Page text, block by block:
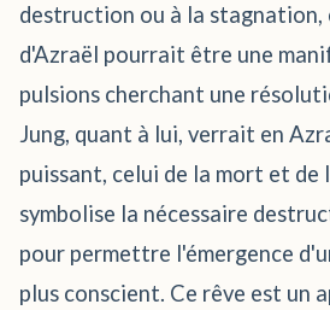
destruction ou à la stagnation,
d'Azraël pourrait être une
pulsions cherchant une
Jung, quant à lui, verrait en
puissant, celui de la mort et de
symbolise la nécessaire
pour permettre l'émergence
plus conscient. Ce rêve est un